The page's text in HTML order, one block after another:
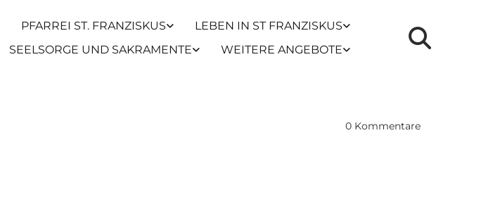
PFARREI ST. FRANZISKUS
LEBEN IN ST FRANZISKUS
SEELSORGE UND SAKRAMENTE
WEITERE ANGEBOTE
0 Kommentare